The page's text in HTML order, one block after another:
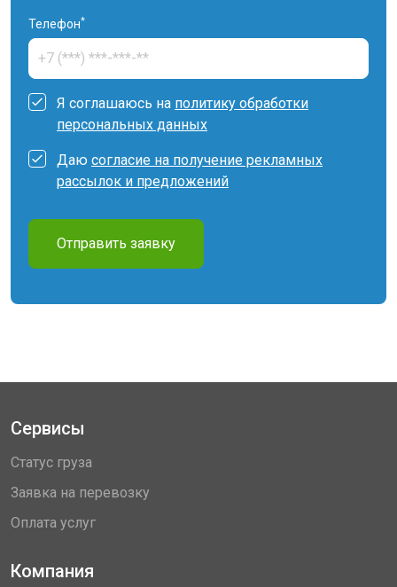
Телефон*
Я соглашаюсь на политику обработки
персональных данных
Даю согласие на получение рекламных
рассылок и предложений
Отправить заявку
Сервисы
Статус груза
Заявка на перевозку
Оплата услуг
Компания